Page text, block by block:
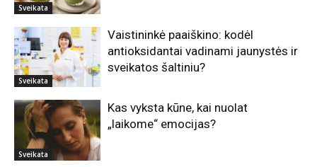
Sveikata
Sveikata
Vaistininkė paaiškino: kodėl
antioksidantai vadinami jaunystės ir
sveikatos šaltiniu?
Sveikata
Kas vyksta kūne, kai nuolat
„laikome“ emocijas?